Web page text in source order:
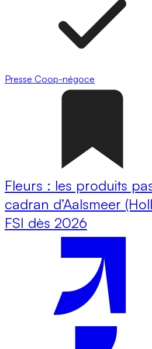
Presse Coop-négoce
Fleurs : les produits
cadran d’Aalsmeer
FSI dès 2026